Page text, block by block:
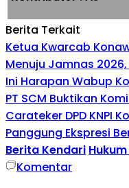
Berita Terkait
Ketua Kwarcab
Menuju Jamnas
Ini Harapan Wabup
PT SCM Buktikan
Carateker DPD KNPI
Panggung Ekspresi
Berita Kendari
Komentar